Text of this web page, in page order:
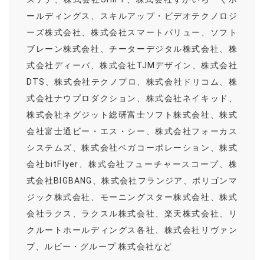
ールディングス、スキルアップ・ビデオテクノロジ
ーズ株式会社、株式会社スマートバリュー、ソフト
ブレーン株式会社、チーターデジタル株式会社、株
式会社ディーバ、株式会社TJMデザイン、株式会社
DTS、株式会社テクノプロ、株式会社ドリコム、株
式会社ナウプロダクション、株式会社ネイキッド、
株式会社ネグジット総研富士ソフト株式会社、株式
会社富士通ビー・エス・シー、株式会社フォーカス
システムズ、株式会社ベガコーポレーション、株式
会社bitFlyer、株式会社フューチャースコープ、株
式会社BIGBANG、株式会社フランジア、ポリゴンマ
ジック株式会社、モーニングスター株式会社、株式
会社ラクス、ラクスル株式会社、楽天株式会社、リ
クルートホールディングス各社、株式会社リヴァン
プ、ルビー・グループ 株式会社など